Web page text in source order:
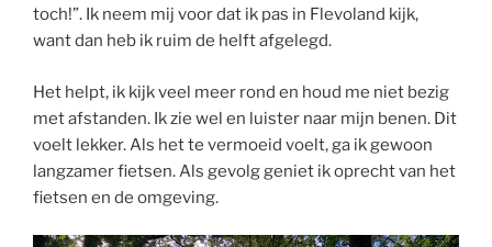
toch!”. Ik neem mij voor dat ik pas in Flevoland kijk,
want dan heb ik ruim de helft afgelegd.
Het helpt, ik kijk veel meer rond en houd me niet bezig
met afstanden. Ik zie wel en luister naar mijn benen. Dit
voelt lekker. Als het te vermoeid voelt, ga ik gewoon
langzamer fietsen. Als gevolg geniet ik oprecht van het
fietsen en de omgeving.